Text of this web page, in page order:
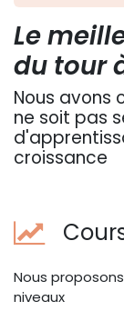
Le
du tour
Nous avons
ne soit pas
croissance
Nous
niveaux